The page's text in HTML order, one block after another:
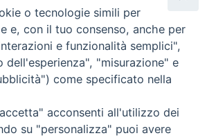
presidenza
o tecnologie simili per
e, con il tuo consenso, anche per
e funzionalità semplici",
dell'esperienza", "misurazione" e
come specificato nella
acconsenti all'utilizzo dei
su "personalizza" puoi avere